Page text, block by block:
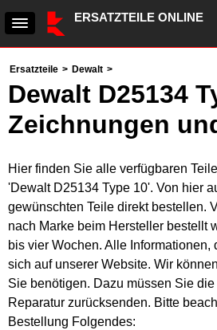
ERSATZTEILE ONLINE
Ersatzteile > Dewalt >
Dewalt D25134
Zeichnungen
Hier finden Sie alle verfügbaren
'Dewalt D25134 Type 10'. Von hier
gewünschten Teile direkt bestellen.
nach Marke beim Hersteller bestellt
bis vier Wochen. Alle Informationen,
sich auf unserer Website. Wir
Sie benötigen. Dazu müssen Sie
Reparatur zurücksenden. Bitte
Bestellung Folgendes: